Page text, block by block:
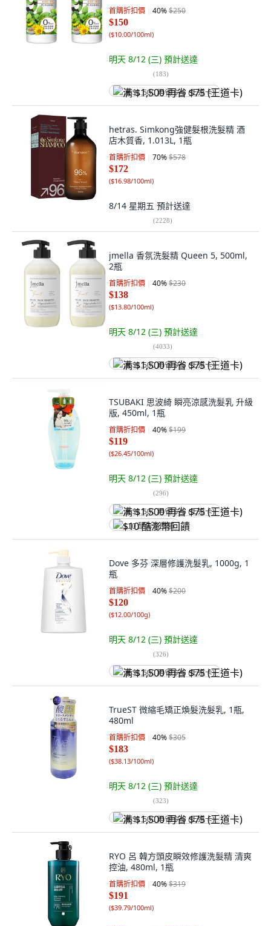
首購折扣價 40%$250
$150
($10.00/100ml)
明天 8/12 (三) 預計送達
(183)
满 $1,500 再省 $75 (王道卡)
hetras. Simkong強健髮根洗髮精 酒
店木質香, 1.013L, 1瓶
首購折扣價 70%$578
$172
($16.98/100ml)
8/14 星期五 預計送達
(2228)
jmella 香氛洗髮精 Queen 5, 500ml,
2瓶
首購折扣價 40%$230
$138
($13.80/100ml)
明天 8/12 (三) 預計送達
(4033)
满 $1,500 再省 $75 (王道卡)
TSUBAKI 思波綺 瞬亮涼感洗髮乳 升級
版, 450ml, 1瓶
首購折扣價 40%$199
$119
($26.45/100ml)
明天 8/12 (三) 預計送達
(296)
满 $1,500 再省 $75 (王道卡)
$10 酷澎幣回饋
Dove 多芬 深層修護洗髮乳, 1000g, 1
瓶
首購折扣價 40%$200
$120
($12.00/100g)
明天 8/12 (三) 預計送達
(326)
满 $1,500 再省 $75 (王道卡)
TrueST 微縮毛矯正煥髮洗髮乳, 1瓶,
480ml
首購折扣價 40%$305
$183
($38.13/100ml)
明天 8/12 (三) 預計送達
(323)
满 $1,500 再省 $75 (王道卡)
RYO 呂 韓方頭皮瞬效修護洗髮精 清爽
控油, 480ml, 1瓶
首購折扣價 40%$319
$191
($39.79/100ml)